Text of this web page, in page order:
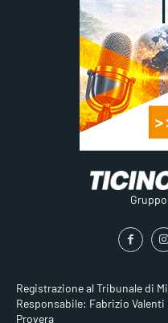
Registrazione al Tribunale di
Responsabile: Fabrizio Valenti
Provera